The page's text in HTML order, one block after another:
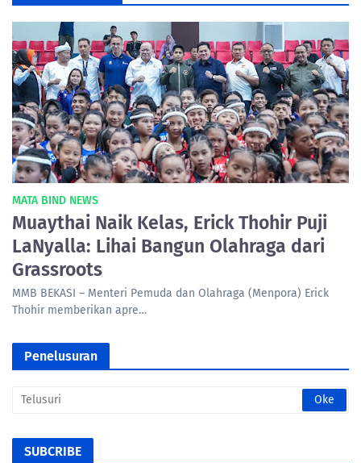
MATA BIND NEWS
Muaythai Naik Kelas, Erick Thohir Puji
LaNyalla: Lihai Bangun Olahraga dari
Grassroots
MMB BEKASI – Menteri Pemuda dan Olahraga (Menpora) Erick
Thohir memberikan apre…
Penelusuran
SUBCRIBE